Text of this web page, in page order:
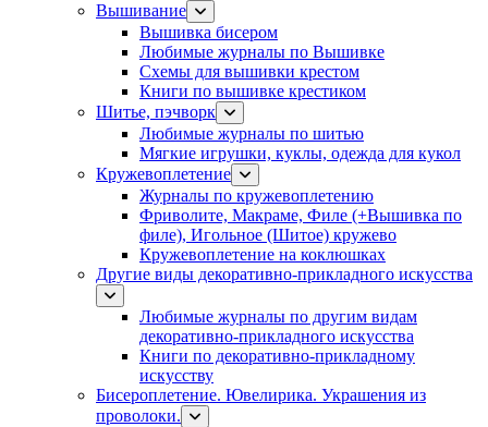
Вышивание
Вышивка бисером
Любимые журналы по Вышивке
Схемы для вышивки крестом
Книги по вышивке крестиком
Шитье, пэчворк
Любимые журналы по шитью
Мягкие игрушки, куклы, одежда для кукол
Кружевоплетение
Журналы по кружевоплетению
Фриволите, Макраме, Филе (+Вышивка по
филе), Игольное (Шитое) кружево
Кружевоплетение на коклюшках
Другие виды декоративно-прикладного искусства
Любимые журналы по другим видам
декоративно-прикладного искусства
Книги по декоративно-прикладному
искусству
Бисероплетение. Ювелирика. Украшения из
проволоки.